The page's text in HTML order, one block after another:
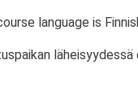
language is